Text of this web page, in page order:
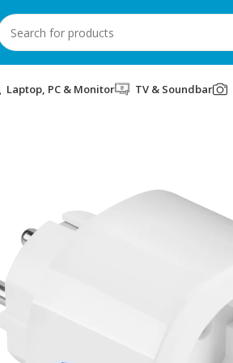
Laptop, PC & Monitor TV & Soundbar